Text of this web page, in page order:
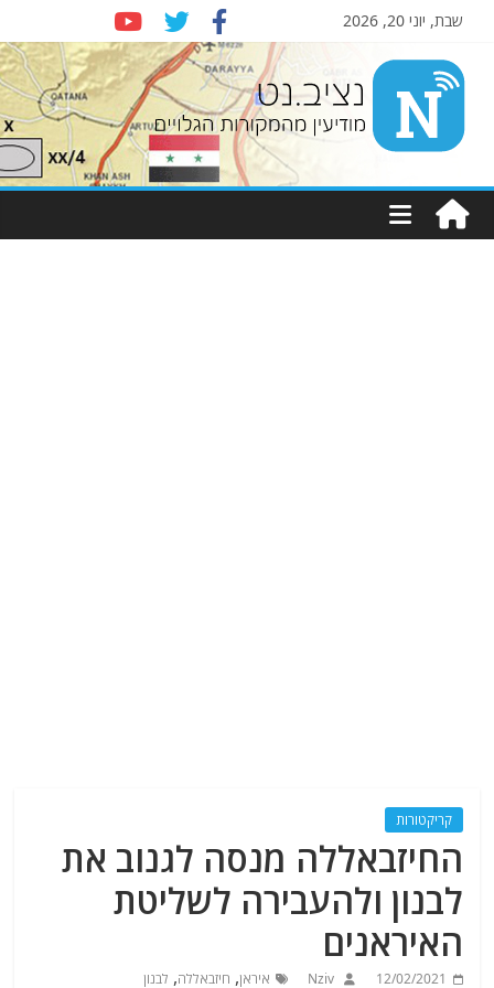
שבת, יוני 20, 2026
Nziv.net
מודיעין
מהמקורות
קריקטורות
החיזבאללה מנסה לגנוב את
לבנון ולהעבירה לשליטת
האיראנים
12/02/2021
Nziv איראן, חיזבאללה, לבנון